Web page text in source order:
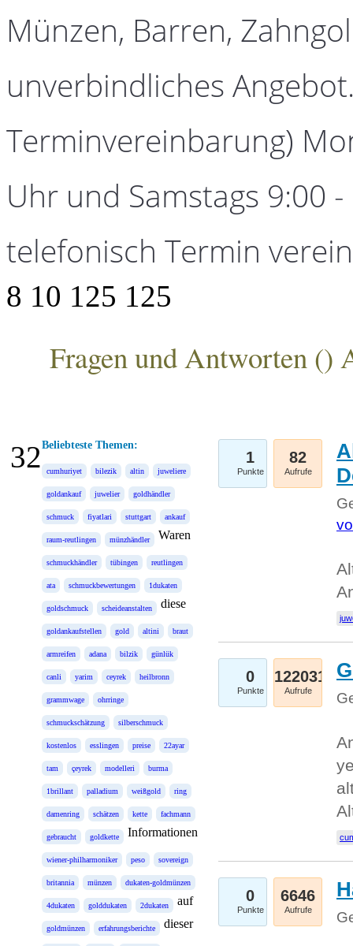
Münzen, Barren,
unverbindliches
Terminvereinbarung)
Uhr und Samstags 9:00
telefonisch Termin
8 10 125 125
Fragen und Antworten ()
Beliebteste Themen:
cumhuriyet bilezik altin juweliere
goldankauf juwelier goldhändler
schmuck fiyatlari stuttgart ankauf
raum-reutlingen münzhändler
schmuckhändler tübingen reutlingen
ata schmuckbewertungen 1dukaten
goldschmuck scheideanstalten
goldankaufstellen gold altini braut
armreifen adana bilzik günlük
canli yarim ceyrek heilbronn
grammwage ohrringe
schmuckschätzung silberschmuck
kostenlos esslingen preise 22ayar
tam çeyrek modelleri burma
1brillant palladium weißgold ring
damenring schätzen kette fachmann
gebraucht goldkette
wiener-philharmoniker peso sovereign
britannia münzen dukaten-goldmünzen
4dukaten golddukaten 2dukaten
goldmünzen erfahrungsberichte
Waren
diese
Informationen
auf
dieser
1
Punkte
82
Aufrufe
0
Punkte
122031
Aufrufe
0
Punkte
6646
Aufrufe
32